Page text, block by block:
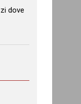
dove